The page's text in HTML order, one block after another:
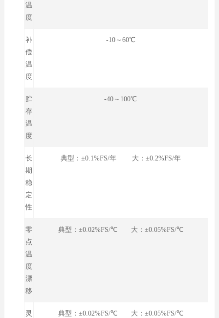
温
度
补
偿
温
度
-10～60℃
贮
存
温
度
-40～100℃
长
期
稳
定
性
典型：±0.1%FS/年 大：±0.2%FS/年
零
点
温
度
漂
移
典型：±0.02%FS/℃ 大：±0.05%FS/℃
灵
典型：±0.02%FS/℃ 大：±0.05%FS/℃